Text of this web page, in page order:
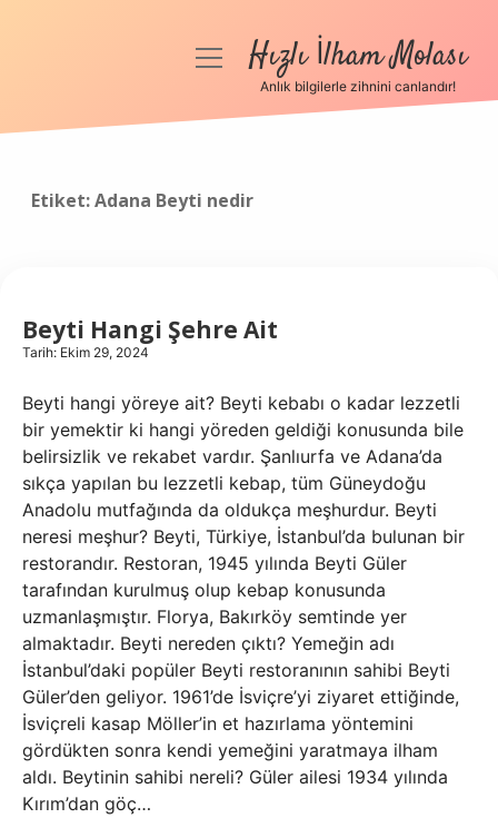
Anasayfa
menüyüHızlı İlham Molası
Anlık bilgilerle zihnini canlandır!
Etiket:Adana Beyti nedir
Beyti Hangi Şehre Ait
Tarih: Ekim 29, 2024
Beyti hangi yöreye ait? Beyti kebabı o kadar lezzetli
bir yemektir ki hangi yöreden geldiği konusunda bile
belirsizlik ve rekabet vardır. Şanlıurfa ve Adana’da
sıkça yapılan bu lezzetli kebap, tüm Güneydoğu
Anadolu mutfağında da oldukça meşhurdur. Beyti
neresi meşhur? Beyti, Türkiye, İstanbul’da bulunan bir
restorandır. Restoran, 1945 yılında Beyti Güler
tarafından kurulmuş olup kebap konusunda
uzmanlaşmıştır. Florya, Bakırköy semtinde yer
almaktadır. Beyti nereden çıktı? Yemeğin adı
İstanbul’daki popüler Beyti restoranının sahibi Beyti
Güler’den geliyor. 1961’de İsviçre’yi ziyaret ettiğinde,
İsviçreli kasap Möller’in et hazırlama yöntemini
gördükten sonra kendi yemeğini yaratmaya ilham
aldı. Beytinin sahibi nereli? Güler ailesi 1934 yılında
Kırım’dan göç…